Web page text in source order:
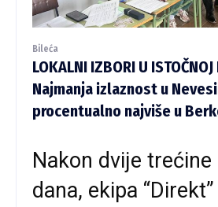
Bileća
LOKALNI IZBORI U
Najmanja izlaznost u
procentualno najviše u
Nakon dvije
dana, ekipa